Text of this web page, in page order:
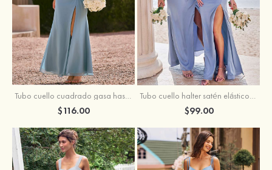
Tubo cuello cuadrado gasa hasta el suelo vestido de dama de honor
$116.00
Tubo cuello halter satén elástico hasta el suelo vestido de dama de honor
$99.00